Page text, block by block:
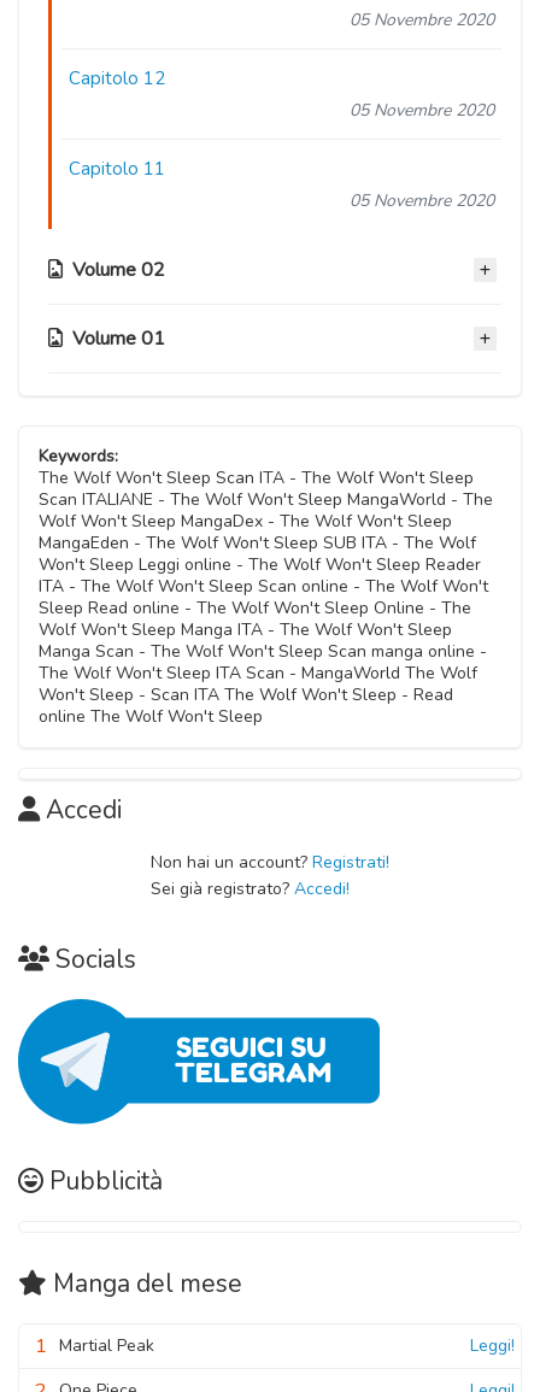
05 Novembre 2020
Capitolo 12
05 Novembre 2020
Capitolo 11
05 Novembre 2020
Volume 02
Capitolo 10
05 Novembre 2020
Capitolo 08
05 Novembre 2020
Capitolo 07
05 Novembre 2020
Volume 01
Capitolo 05
05 Novembre 2020
Capitolo 04
05 Novembre 2020
Capitolo 03
Capitolo 01
Keywords:
The Wolf Won't Sleep Scan ITA - The Wolf Won't Sleep
Scan ITALIANE - The Wolf Won't Sleep MangaWorld - The
Wolf Won't Sleep MangaDex - The Wolf Won't Sleep
MangaEden - The Wolf Won't Sleep SUB ITA - The Wolf
Won't Sleep Leggi online - The Wolf Won't Sleep Reader
ITA - The Wolf Won't Sleep Scan online - The Wolf Won't
Sleep Read online - The Wolf Won't Sleep Online - The
Wolf Won't Sleep Manga ITA - The Wolf Won't Sleep
Manga Scan - The Wolf Won't Sleep Scan manga online -
The Wolf Won't Sleep ITA Scan - MangaWorld The Wolf
Won't Sleep - Scan ITA The Wolf Won't Sleep - Read
online The Wolf Won't Sleep
Accedi
Non hai un account? Registrati!
Sei già registrato? Accedi!
Socials
Pubblicità
Manga del mese
1 Martial Peak Leggi!